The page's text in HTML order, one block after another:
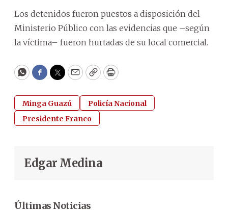
Los detenidos fueron puestos a disposición del
Ministerio Público con las evidencias que –según
la víctima– fueron hurtadas de su local comercial.
WhatsApp
Facebook
Twitter
EmailCopyPrint
Minga Guazú
Policía Nacional
Presidente Franco
Edgar Medina
Últimas Noticias